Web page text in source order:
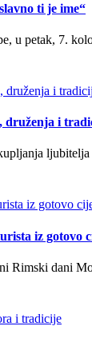
ti je ime“
u petak, 7.
druženja i
ljubitelja
iz gotovo
Rimski dani